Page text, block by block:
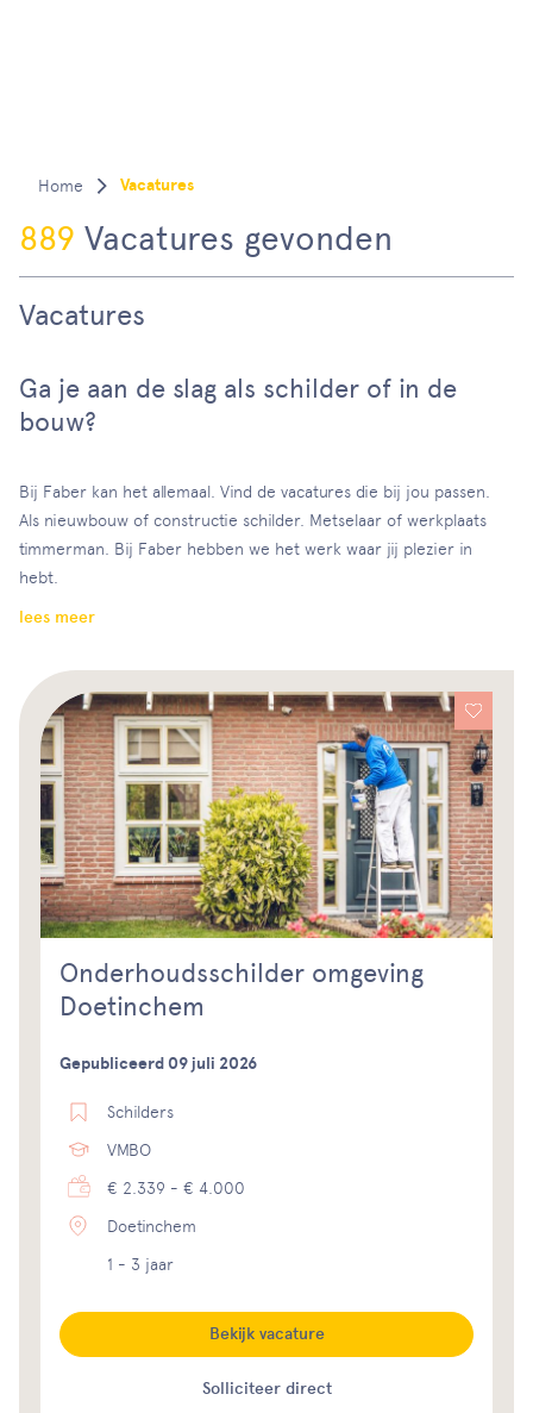
Vacatures
889 Vacatures gevonden
Vacatures
Ga je aan de slag als schilder of in de
bouw?
Bij Faber kan het allemaal. Vind de vacatures die bij jou passen.
Als nieuwbouw of constructie schilder. Metselaar of werkplaats
timmerman. Bij Faber hebben we het werk waar jij plezier in
hebt.
lees meer
Onderhoudsschilder omgeving
Doetinchem
Gepubliceerd 09 juli 2026
Schilders
VMBO
€ 2.339 - € 4.000
Doetinchem
1 - 3 jaar
Solliciteer direct
Bekijk vacature